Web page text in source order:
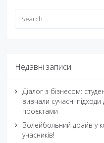
Недавні записи
Діалог з бізнесом:
вивчали сучасні
проєктами
Волейбольний драйв у
учасників!